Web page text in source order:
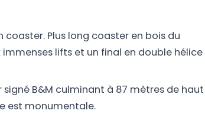
Plus long coaster en bois du
lifts et un final en double hélice
B&M culminant à 87 mètres de haut
est monumentale.